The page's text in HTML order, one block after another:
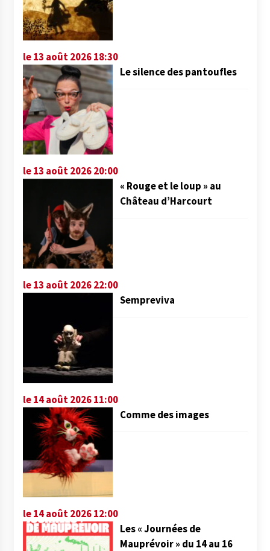
le 13 août 2026 18:30
Le silence des pantoufles
le 13 août 2026 20:00
« Rouge et le loup » au
Château d’Harcourt
le 13 août 2026 22:00
Sempreviva
le 14 août 2026 11:00
Comme des images
le 14 août 2026 12:00
Les « Journées de
Mauprévoir » du 14 au 16